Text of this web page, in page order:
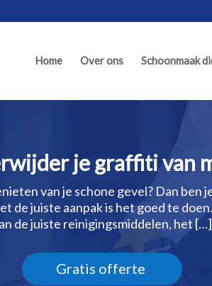
Home Over ons Schoonmaak
je graffiti van
van je schone gevel? Dan ben
de juiste aanpak is het goed te
de juiste reinigingsmiddelen, het […]
Gratis offerte